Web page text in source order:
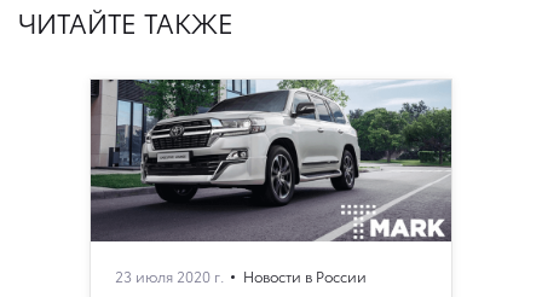
ЧИТАЙТЕ ТАКЖЕ
23 июля 2020 г. Новости в России